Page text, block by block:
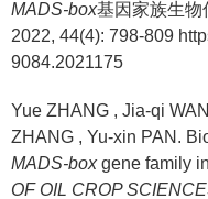
MADS-box基因家族生物
2022, 44(4): 798-809
9084.2021175
Yue ZHANG , Jia-qi
ZHANG , Yu-xin PAN .
MADS-boxgene family
OF OIL CROP